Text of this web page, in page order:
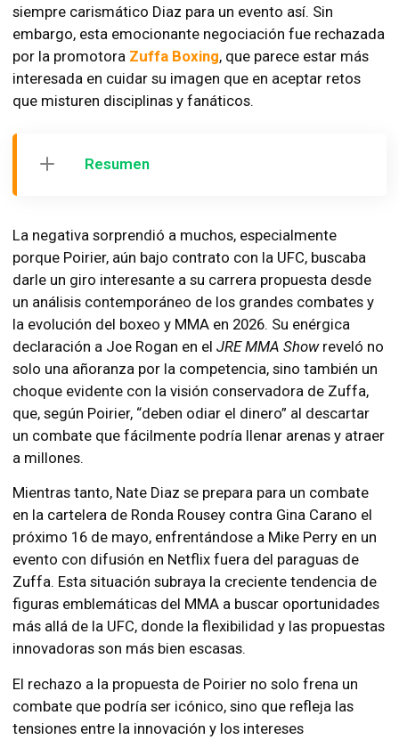
siempre carismático Diaz para un evento así. Sin
embargo, esta emocionante negociación fue rechazada
por la promotora Zuffa Boxing, que parece estar más
interesada en cuidar su imagen que en aceptar retos
que misturen disciplinas y fanáticos.
Resumen
La negativa sorprendió a muchos, especialmente
porque Poirier, aún bajo contrato con la UFC, buscaba
darle un giro interesante a su carrera propuesta desde
un análisis contemporáneo de los grandes combates y
la evolución del boxeo y MMA en 2026. Su enérgica
declaración a Joe Rogan en el JRE MMA Showreveló no
solo una añoranza por la competencia, sino también un
choque evidente con la visión conservadora de Zuffa,
que, según Poirier, “deben odiar el dinero” al descartar
un combate que fácilmente podría llenar arenas y atraer
a millones.
Mientras tanto, Nate Diaz se prepara para un combate
en la cartelera de Ronda Rousey contra Gina Carano el
próximo 16 de mayo, enfrentándose a Mike Perry en un
evento con difusión en Netflix fuera del paraguas de
Zuffa. Esta situación subraya la creciente tendencia de
figuras emblemáticas del MMA a buscar oportunidades
más allá de la UFC, donde la flexibilidad y las propuestas
innovadoras son más bien escasas.
El rechazo a la propuesta de Poirier no solo frena un
combate que podría ser icónico, sino que refleja las
tensiones entre la innovación y los intereses